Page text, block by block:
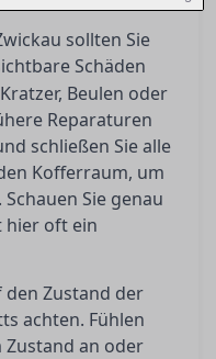
sollten Sie
Schäden
Beulen oder
Reparaturen
schließen Sie alle
Kofferraum, um
Sie genau
hier oft ein
Zustand der
achten. Fühlen
an oder